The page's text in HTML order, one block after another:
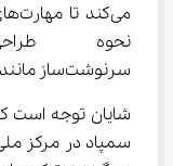
نحوه
سرنوشت‌ساز مانند کنکور سراسری آشنا شوند.
سمپاد در مرکز